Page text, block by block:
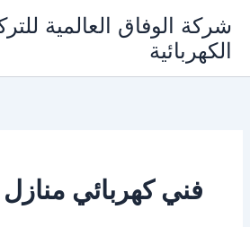
المحتوى
شركة الوفاق العالمية
الكهربائية
فني كهربائي